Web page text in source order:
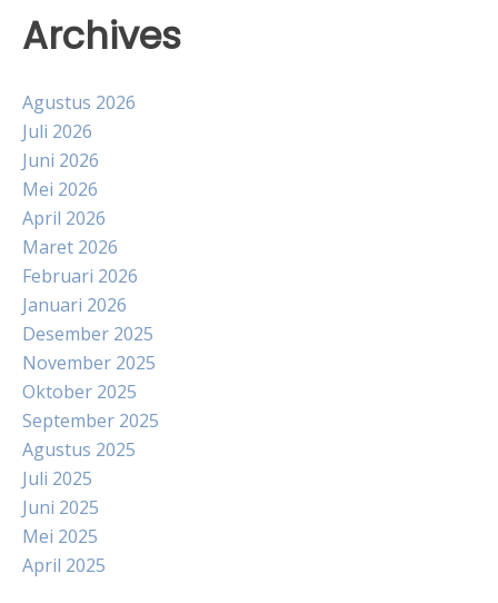
Archives
Agustus 2026
Juli 2026
Juni 2026
Mei 2026
April 2026
Maret 2026
Februari 2026
Januari 2026
Desember 2025
November 2025
Oktober 2025
September 2025
Agustus 2025
Juli 2025
Juni 2025
Mei 2025
April 2025